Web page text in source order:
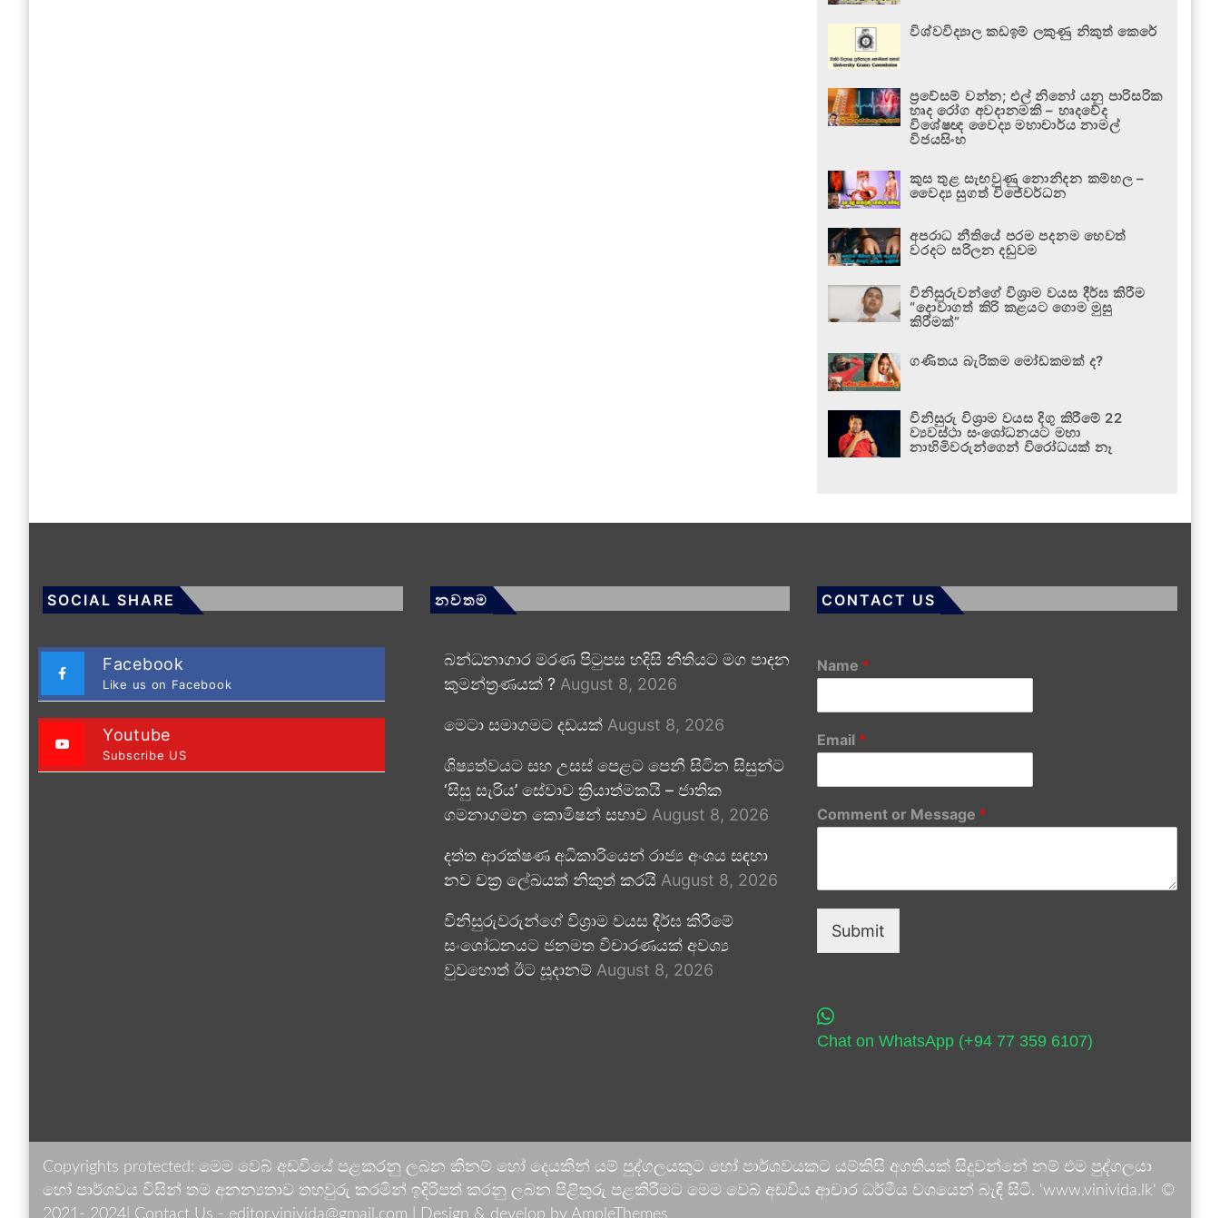
විශ්වවිද්‍යාල කඩඉම් ලකුණු නිකුත් කෙරේ
ප්‍රවේසම් වන්න; එල් නිනෝ යනු පාරිසරික
හෘද රෝග අවදානමකි – හෘදවේද
විශේෂඥ වෛද්‍ය මහාචාර්ය නාමල්
විජයසිංහ
කුස තුළ සැඟවුණු නොනිදන කම්හල –
වෛද්‍ය සුගත් විජේවර්ධන
අපරාධ නීතියේ පරම පදනම හෙවත්
වරදට සරිලන දඬුවම
විනිසුරුවන්ගේ විශ්‍රාම වයස දීර්ඝ කිරීම
“දොවාගත් කිරි කළයට ගොම මුසු
කිරීමක්”
ගණිතය බැරිකම මෝඩකමක් ද?
විනිසුරු විශ්‍රාම වයස දිගු කිරීමේ 22
ව්‍යවස්ථා සංශෝධනයට මහා
නාහිමිවරුන්ගෙන් විරෝධයක් නෑ
SOCIAL SHARE
Facebook
Like us on Facebook
Youtube
Subscribe US
නවතම
බන්ධනාගාර මරණ පිටුපස හදිසි නීතියට මග පාදන
කුමන්ත්‍රණයක් ? August 8, 2026
මෙටා සමාගමට දඩයක් August 8, 2026
ශිෂ්‍යත්වයට සහ උසස් පෙළට පෙනී සිටින සිසුන්ට
‘සිසු සැරිය’ සේවාව ක්‍රියාත්මකයි – ජාතික
ගමනාගමන කොමිෂන් සභාව August 8, 2026
දත්ත ආරක්ෂණ අධිකාරියෙන් රාජ්‍ය අංශය සඳහා
නව චක්‍ර ලේඛයක් නිකුත් කරයි August 8, 2026
විනිසුරුවරුන්ගේ විශ්‍රාම වයස දීර්ඝ කිරීමේ
සංශෝධනයට ජනමත විචාරණයක් අවශ්‍ය
වුවහොත් ඊට සූදානම් August 8, 2026
CONTACT US
Name *
Email *
Comment or Message *
Submit
Chat on WhatsApp (+94 77 359 6107)
Copyrights protected: මෙම වෙබ් අඩවියේ පළකරනු ලබන කිනම් හෝ දෙයකින් යම් පුද්ගලයකුට හෝ පාර්ශවයකට යම්කිසි අගතියක් සිදුවන්නේ නම් එම පුද්ගලයා
හෝ පාර්ශවය විසින් තම අනන්‍යතාව තහවුරු කරමින් ඉදිරිපත් කරනු ලබන පිළිතුරු පළකිරීමට මෙම වෙබ් අඩවිය ආචාර ධර්මීය වශයෙන් බැඳී සිටී. 'www.vinivida.lk' ©
2021- 2024| Contact Us - editor.vinivida@gmail.com |
Design & develop by AmpleThemes